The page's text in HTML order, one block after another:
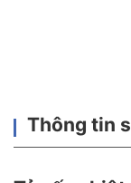
Thông tin